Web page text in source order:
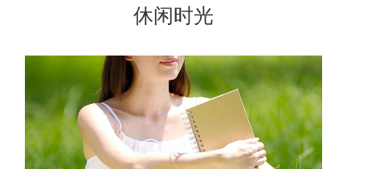
休闲时光